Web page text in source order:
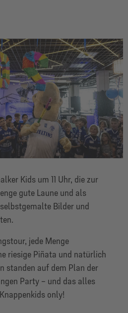
Kids um 11 Uhr, die zur
gute Laune und als
Bilder und
jede Menge
riesige Piñata und natürlich
standen auf dem Plan der
Party – und das alles
only!